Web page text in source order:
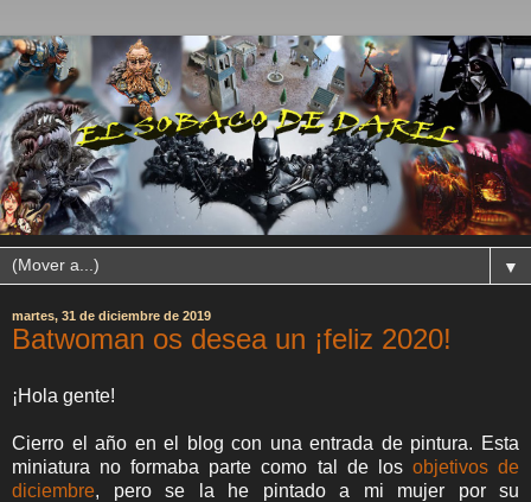
▼
martes, 31 de diciembre de 2019
Batwoman os desea un ¡feliz 2020!
¡Hola gente!
Cierro el año en el blog con una entrada de pintura. Esta
miniatura no formaba parte como tal de los objetivos de
diciembre, pero se la he pintado a mi mujer por su